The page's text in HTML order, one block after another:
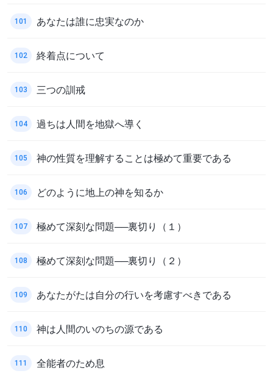
101 あなたは誰に忠実なのか
102 終着点について
103 三つの訓戒
104 過ちは人間を地獄へ導く
105 神の性質を理解することは極めて重要である
106 どのように地上の神を知るか
107 極めて深刻な問題──裏切り（１）
108 極めて深刻な問題──裏切り（２）
109 あなたがたは自分の行いを考慮すべきである
110 神は人間のいのちの源である
111 全能者のため息